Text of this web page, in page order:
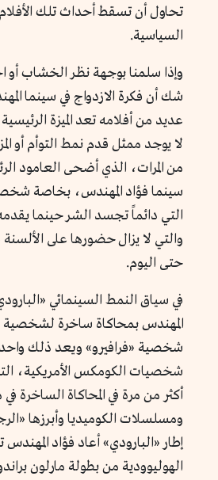
تحاول أن تسقط أحداث تلك
السياسية.
وإذا سلمنا بوجهة نظر الخشاب أو
شك أن فكرة الازدواج في سينما
عديد من أفلامه تعد الميزة
لا يوجد ممثل قدم نمط التوأم أو
من المرات، الذي أضحى العامود
سينما فؤاد المهندس، بخاصة
التي دائماً تجسد الشر حينما
والتي لا يزال حضورها على الألسنة
حتى اليوم.
في سياق النمط السينمائي
المهندس بمحاكاة ساخرة لشخصية
شخصية «فرافيرو» ويعد ذلك
شخصيات الكومكس الأمريكية،
أكثر من مرة في المحاكاة الساخرة
ومسلسلات الكوميديا وأبرزها
إطار «البارودي» أعاد فؤاد
الهوليوودية من بطولة مارلون